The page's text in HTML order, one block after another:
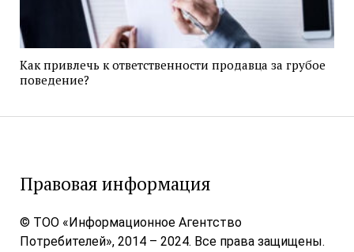
Как привлечь к ответственности продавца за грубое
поведение?
Правовая информация
© ТОО «Информационное Агентство
Потребителей», 2014 – 2024. Все права защищены.